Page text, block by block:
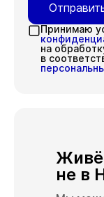
Принимаю
на
в
не в